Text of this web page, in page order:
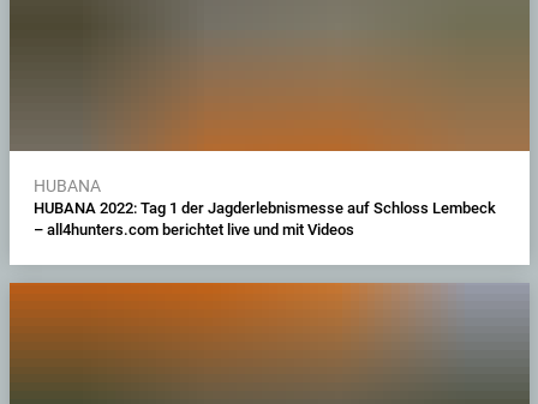
HUBANA
HUBANA 2022: Tag 1 der Jagderlebnismesse auf Schloss Lembeck
– all4hunters.com berichtet live und mit Videos